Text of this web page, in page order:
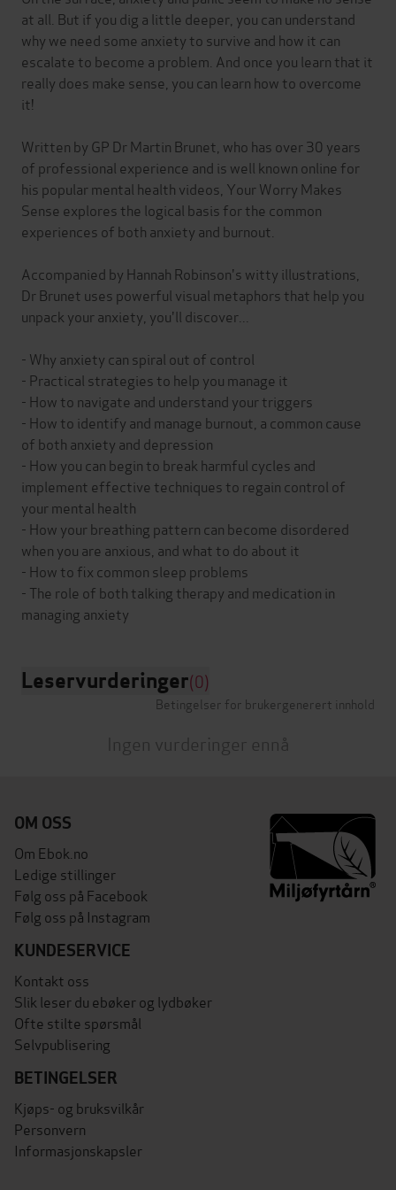
at all. But if you dig a little deeper, you can understand
why we need some anxiety to survive and how it can
escalate to become a problem. And once you learn that it
really does make sense, you can learn how to overcome
it!
Written by GP Dr Martin Brunet, who has over 30 years
of professional experience and is well known online for
his popular mental health videos, Your Worry Makes
Sense explores the logical basis for the common
experiences of both anxiety and burnout.
Accompanied by Hannah Robinson's witty illustrations,
Dr Brunet uses powerful visual metaphors that help you
unpack your anxiety, you'll discover...
- Why anxiety can spiral out of control
- Practical strategies to help you manage it
- How to navigate and understand your triggers
- How to identify and manage burnout, a common cause
of both anxiety and depression
- How you can begin to break harmful cycles and
implement effective techniques to regain control of
your mental health
- How your breathing pattern can become disordered
when you are anxious, and what to do about it
- How to fix common sleep problems
- The role of both talking therapy and medication in
Leservurderinger(0)
Betingelser for brukergenerert innhold
Ingen vurderinger ennå
OM OSS
Om Ebok.no
Ledige stillinger
Følg oss på Facebook
Følg oss på Instagram
KUNDESERVICE
Kontakt oss
Slik leser du ebøker og lydbøker
Ofte stilte spørsmål
Selvpublisering
BETINGELSER
Kjøps- og bruksvilkår
Personvern
Informasjonskapsler